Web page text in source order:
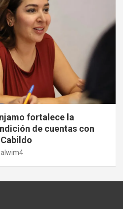
fortalece la
de cuentas con